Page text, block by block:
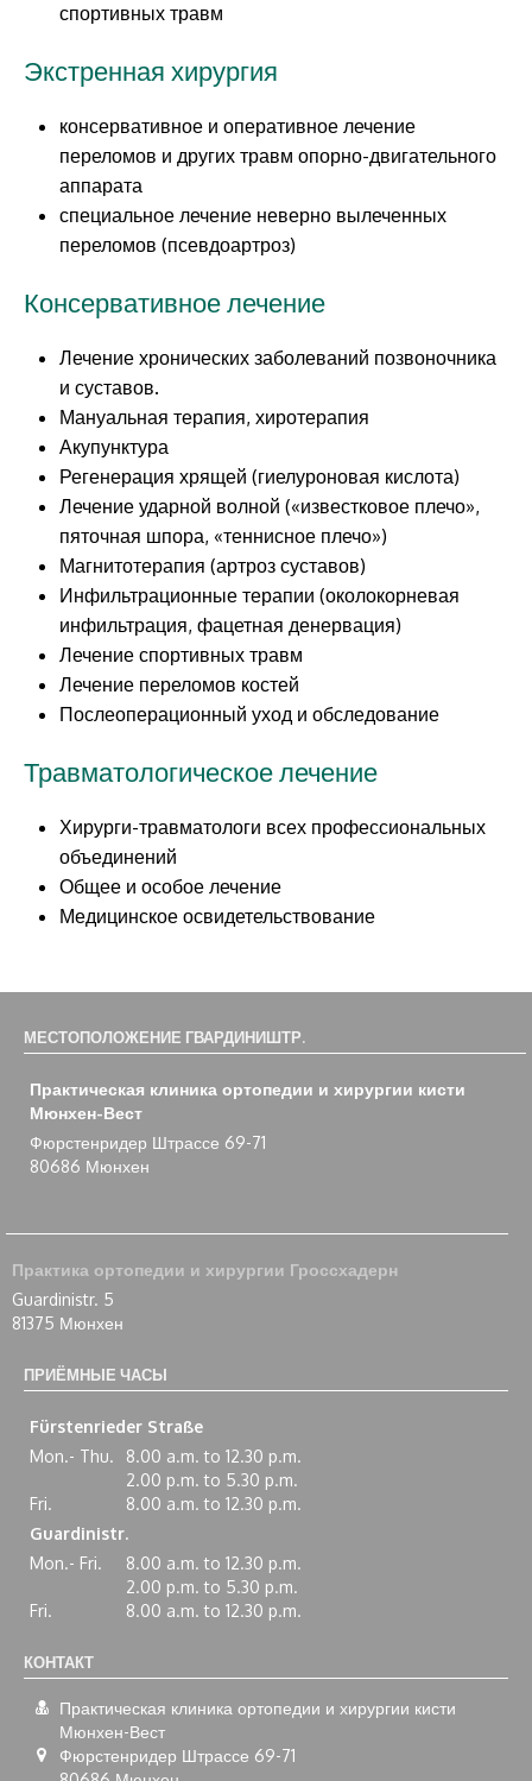
спортивных травм
Экстренная хирургия
консервативное и оперативное лечение
переломов и других травм опорно-двигательного
аппарата
специальное лечение неверно вылеченных
переломов (псевдоартроз)
Консервативное лечение
Лечение хронических заболеваний позвоночника
и суставов.
Мануальная терапия, хиротерапия
Акупунктура
Регенерация хрящей (гиелуроновая кислота)
Лечение ударной волной («известковое плечо»,
пяточная шпора, «теннисное плечо»)
Магнитотерапия (артроз суставов)
Инфильтрационные терапии (околокорневая
инфильтрация, фацетная денервация)
Лечение спортивных травм
Лечение переломов костей
Послеоперационный уход и обследование
Травматологическое лечение
Хирурги-травматологи всех профессиональных
объединений
Общее и особое лечение
Медицинское освидетельствование
МЕСТОПОЛОЖЕНИЕ ГВАРДИНИШТР.
Практическая клиника ортопедии и хирургии кисти
Мюнхен-Вест
Фюрстенридер Штрассе 69-71
80686 Мюнхен
Практика ортопедии и хирургии Гроссхадерн
Guardinistr. 5
81375 Мюнхен
ПРИЁМНЫЕ ЧАСЫ
Fürstenrieder Straße
Mon.- Thu.
8.00 a.m. to 12.30 p.m.
2.00 p.m. to 5.30 p.m.
Fri.
8.00 a.m. to 12.30 p.m.
Guardinistr.
Mon.- Fri.
8.00 a.m. to 12.30 p.m.
2.00 p.m. to 5.30 p.m.
Fri.
8.00 a.m. to 12.30 p.m.
КОНТАКТ
Практическая клиника ортопедии и хирургии кисти
Мюнхен-Вест
Фюрстенридер Штрассе 69-71